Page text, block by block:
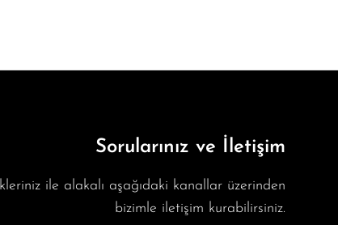
Sorularınız ve İletişim
ile alakalı aşağıdaki kanallar üzerinden
bizimle iletişim kurabilirsiniz.